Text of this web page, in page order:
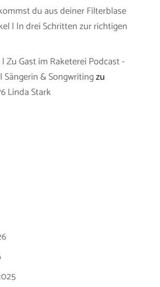
du aus deiner Filterblase
| In drei Schritten zur richtigen
Zu Gast im Raketerei Podcast -
Sängerin & Songwritingzu
Linda Stark